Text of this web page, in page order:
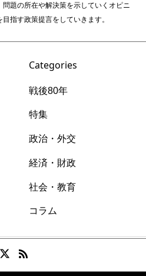
題の所在や解決策を示していくオピニ
指す政策提言をしていきます。
Categories
戦後80年
特集
政治・外交
経済・財政
社会・教育
コラム